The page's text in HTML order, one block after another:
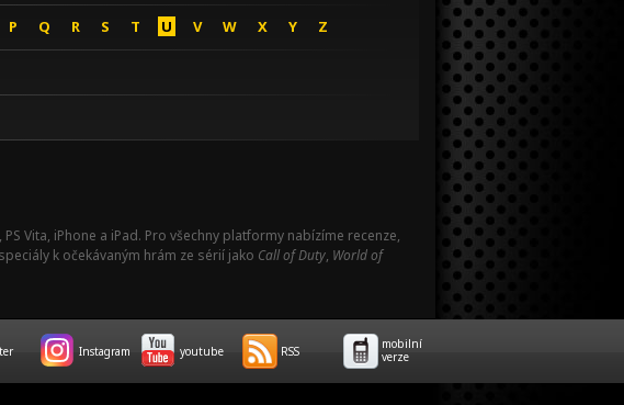
P Q R S T U V W X Y Z
Vita, iPhone a iPad. Pro všechny platformy nabízíme recenze,
k očekávaným hrám ze sérií jako Call of Duty, World of
Instagram youtube RSS
mobilní
verze